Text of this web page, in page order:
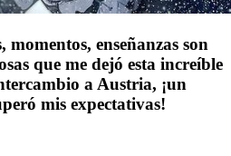
enseñanzas son
que me dejó esta increíble
a Austria, ¡un
mis expectativas!